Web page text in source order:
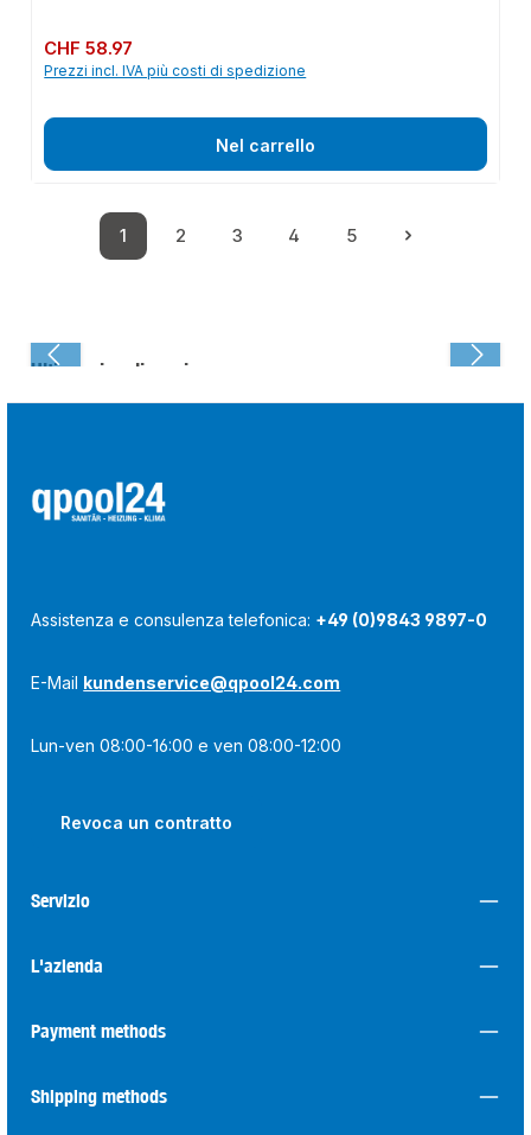
Prezzo normale:
CHF 58.97
Prezzi incl. IVA più costi di spedizione
Nel carrello
Pagina
1
Pagina
2
Pagina
3
Pagina
4
Pagina
5
Ultima visualizzazione:
Assistenza e consulenza telefonica: +49 (0)9843 9897-0
E-Mail kundenservice@qpool24.com
Lun-ven 08:00-16:00 e ven 08:00-12:00
Revoca un contratto
Servizio
L'azienda
Payment methods
Shipping methods